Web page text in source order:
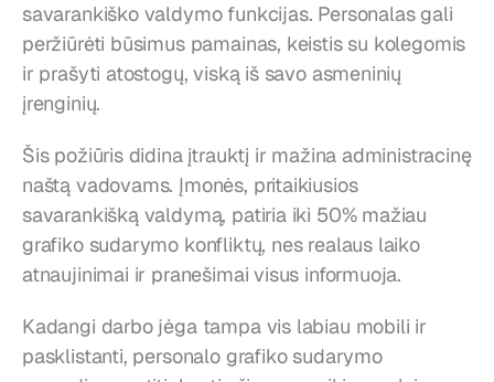
savarankiško valdymo funkcijas. Personalas gali
peržiūrėti būsimus pamainas, keistis su kolegomis
ir prašyti atostogų, viską iš savo asmeninių
įrenginių.
Šis požiūris didina įtrauktį ir mažina administracinę
naštą vadovams. Įmonės, pritaikiusios
savarankišką valdymą, patiria iki 50% mažiau
grafiko sudarymo konfliktų, nes realaus laiko
atnaujinimai ir pranešimai visus informuoja.
Kadangi darbo jėga tampa vis labiau mobili ir
pasklistanti, personalo grafiko sudarymo